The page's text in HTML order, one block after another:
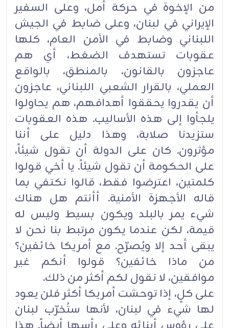
من الإخوة في حركة أمل، وعلى السفير
الإيراني في لبنان، وعلى ضابط في الجيش
اللبناني وضابط في الأمن العام، كلها
عقوبات تستهدف الضغط، أي هم
عاجزون بالقانون، بالمنطق، بالواقع
العملي، بالقرار الشعبي اللبناني، عاجزون
أن يقدروا يحققوا أهدافهم، هم يحاولوا
يلجأوا إلى هذه الأساليب. هذه العقوبات
ستزيدنا صلابة، وهذا دليل على أننا
مؤثرون. كان على الدولة أن تقول شيئاً،
على الحكومة أن تقول شيئاً. يا أخي قولوا
كلمتين، اعترضوا فقط، قالوا نكتفي بما
قاله الأجهزة الأمنية. أأنتم هل هناك
شيء يمر بالبلد ويكون بسيط وليس له
قيمة، لكن عندما يكون مرتبط بنا نحن لا
يبقى أحد إلا ويُصرّح. مع أمريكا خائفين؟
من ماذا خائفين؟ قولوا أنكم غير
موافقين، لا نقول لكم أكثر من ذلك.
على كلٍ، إذا توحشت أمريكا أكثر فلن يعود
لها شيء في لبنان، لأنها ستُخرّب لبنان